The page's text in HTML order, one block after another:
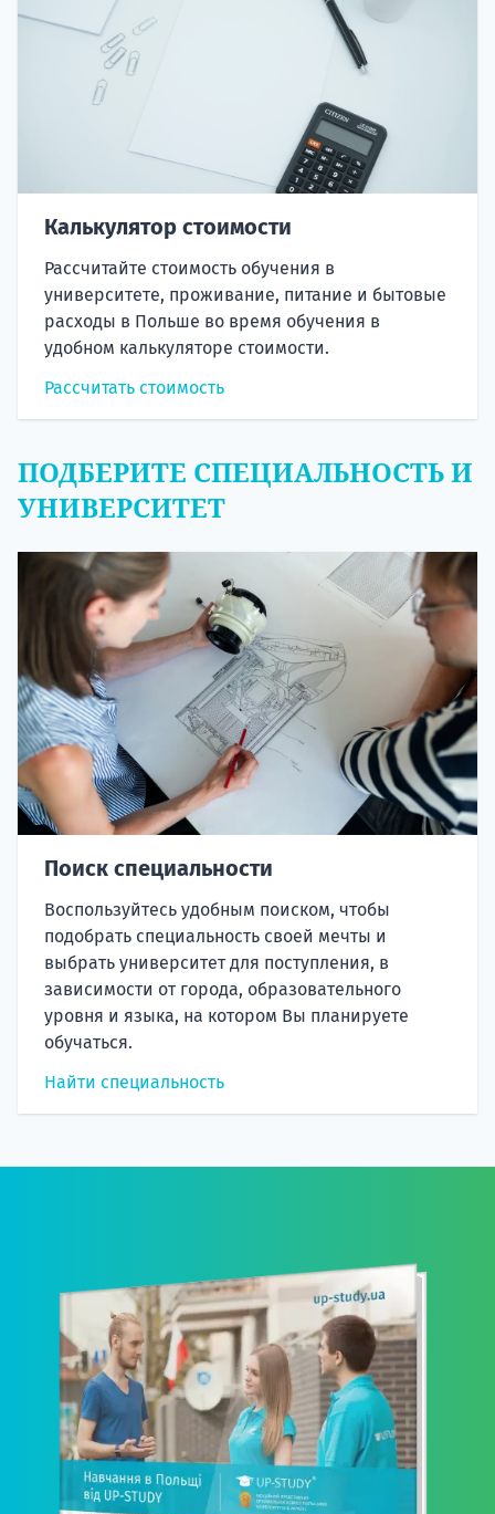
Калькулятор стоимости
Рассчитайте стоимость обучения в
университете, проживание, питание и бытовые
расходы в Польше во время обучения в
удобном калькуляторе стоимости.
Рассчитать стоимость
ПОДБЕРИТЕ СПЕЦИАЛЬНОСТЬ И
УНИВЕРСИТЕТ
Поиск специальности
Воспользуйтесь удобным поиском, чтобы
подобрать специальность своей мечты и
выбрать университет для поступления, в
зависимости от города, образовательного
уровня и языка, на котором Вы планируете
обучаться.
Найти специальность